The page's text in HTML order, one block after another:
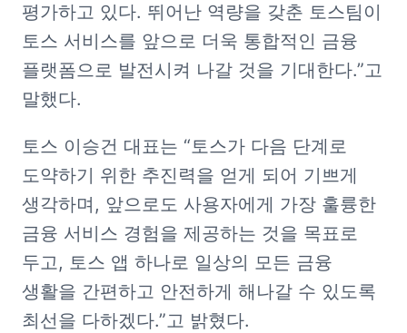
평가하고 있다. 뛰어난 역량을 갖춘 토스팀이
토스 서비스를 앞으로 더욱 통합적인 금융
플랫폼으로 발전시켜 나갈 것을 기대한다.”고
말했다.
토스 이승건 대표는 “토스가 다음 단계로
도약하기 위한 추진력을 얻게 되어 기쁘게
생각하며, 앞으로도 사용자에게 가장 훌륭한
금융 서비스 경험을 제공하는 것을 목표로
두고, 토스 앱 하나로 일상의 모든 금융
생활을 간편하고 안전하게 해나갈 수 있도록
최선을 다하겠다.”고 밝혔다.